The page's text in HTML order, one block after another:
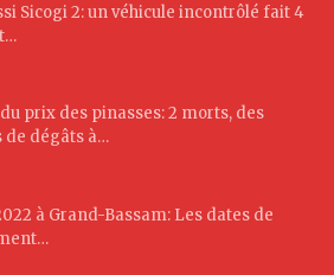
Sicogi 2: un véhicule incontrôlé fait 4
prix des pinasses: 2 morts, des
de dégâts à…
à Grand-Bassam: Les dates de